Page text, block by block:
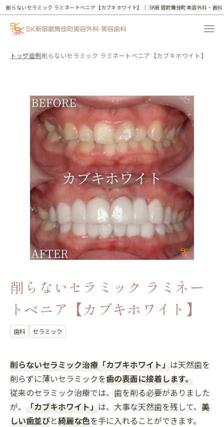
削らないセラミック ラミネートベニア【カブキホワイト】｜ SK新宿歌舞伎町美容外科・歯
トップ症例削らないセラミック ラミネートベニア【カブキホワイト】
削らないセラミック ラミネー
トベニア【カブキホワイト】
歯科 セラミック
削らないセラミック治療「カブキホワイト」 は天然歯を
削らずに薄いセラミックを歯の表面に接着します。
従来のセラミック治療では、歯を削る必要がありました
が、
「カブキホワイト」 は、大事な天然歯を残して、 美
しい歯並びと綺麗な色を手に入れることができます。